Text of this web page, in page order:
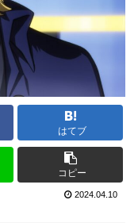
はてブ
コピー
2024.04.10